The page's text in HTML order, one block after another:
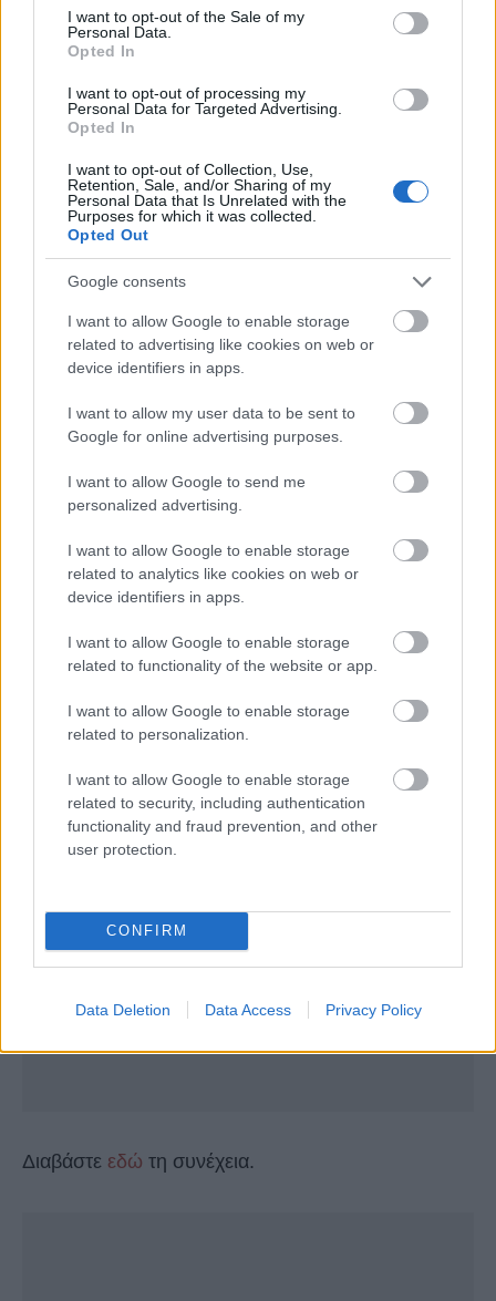
consent section.
I want to opt-out of the Sale of my
Personal Data.
Opted In
I want to opt-out of processing my
Personal Data for Targeted Advertising.
Opted In
I want to opt-out of Collection, Use,
Retention, Sale, and/or Sharing of my
Personal Data that Is Unrelated with the
Purposes for which it was collected.
Opted Out
Google consents
I want to allow Google to enable storage
related to advertising like cookies on web or
device identifiers in apps.
I want to allow my user data to be sent to
Google for online advertising purposes.
I want to allow Google to send me
personalized advertising.
I want to allow Google to enable storage
related to analytics like cookies on web or
device identifiers in apps.
I want to allow Google to enable storage
related to functionality of the website or app.
I want to allow Google to enable storage
related to personalization.
I want to allow Google to enable storage
related to security, including authentication
functionality and fraud prevention, and other
user protection.
CONFIRM
Data Deletion Data Access Privacy Policy
Η διαμονή στο Maison
Michelangelo γίνεται εμπειρία
Στην καρδιά της γραφικής Αράχωβας, λίγα μόλις
βήματα από τον κεντρικό δρόμο, το
Michelangelo
αποπνέει την αίσθηση ενός boutique
με έμφαση στην άνεση, την
ιδιωτικότητα και τη διακριτική κομψότητα.
Διαβάστε εδώ τη συνέχεια.